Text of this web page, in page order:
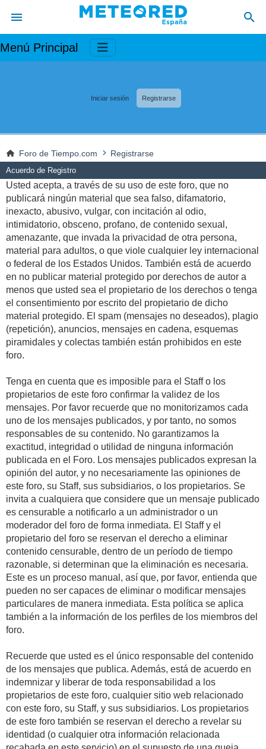
Menú Principal
Iniciar sesión Registrarse
Foro de Tiempo.com Registrarse
Acuerdo de Registro
Usted acepta, a través de su uso de este foro, que no
publicará ningún material que sea falso, difamatorio,
inexacto, abusivo, vulgar, con incitación al odio,
intimidatorio, obsceno, profano, de contenido sexual,
amenazante, que invada la privacidad de otra persona,
material para adultos, o que viole cualquier ley internacional
o federal de los Estados Unidos. También está de acuerdo
en no publicar material protegido por derechos de autor a
menos que usted sea el propietario de los derechos o tenga
el consentimiento por escrito del propietario de dicho
material protegido. El spam (mensajes no deseados), plagio
(repetición), anuncios, mensajes en cadena, esquemas
piramidales y colectas también están prohibidos en este
foro.
Tenga en cuenta que es imposible para el Staff o los
propietarios de este foro confirmar la validez de los
mensajes. Por favor recuerde que no monitorizamos cada
uno de los mensajes publicados, y por tanto, no somos
responsables de su contenido. No garantizamos la
exactitud, integridad o utilidad de ninguna información
publicada en el Foro. Los mensajes publicados expresan la
opinión del autor, y no necesariamente las opiniones de
este foro, su Staff, sus subsidiarios, o los propietarios. Se
invita a cualquiera que considere que un mensaje publicado
es censurable a notificarlo a un administrador o un
moderador del foro de forma inmediata. El Staff y el
propietario del foro se reservan el derecho a eliminar
contenido censurable, dentro de un período de tiempo
razonable, si determinan que la eliminación es necesaria.
Este es un proceso manual, así que, por favor, entienda que
pueden no ser capaces de eliminar o modificar mensajes
particulares de manera inmediata. Esta política se aplica
también a la información de los perfiles de los miembros del
foro.
Recuerde que usted es el único responsable del contenido
de los mensajes que publica. Además, está de acuerdo en
indemnizar y liberar de toda responsabilidad a los
propietarios de este foro, cualquier sitio web relacionado
con este foro, su Staff, y sus subsidiarios. Los propietarios
de este foro también se reservan el derecho a revelar su
identidad (o cualquier otra información relacionada